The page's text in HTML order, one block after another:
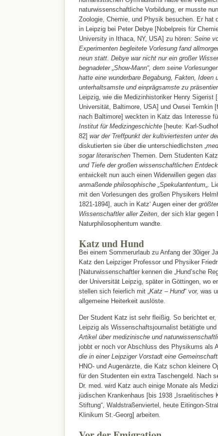
naturwissenschaftliche Vorbildung, er musste
Zoologie, Chemie, und Physik besuchen. Er hat
in Leipzig bei Peter Debye [Nobelpreis für
University in Ithaca, NY, USA] zu hören: Seine
Experimenten begleitete Vorlesung fand
neun statt. Debye war nicht nur ein großer
begnadeter „Show-Mann“, dem seine
hatte eine wunderbare Begabung, Fakten, Ideen
unterhaltsamste und einprägsamste zu
Leipzig, wie die Medizinhistoriker Henry Sigerist
Universität, Baltimore, USA] und Owsei Temkin
nach Baltimore] weckten in Katz das Interesse
Institut für Medizingeschichte [heute: Karl-
82] war der Treffpunkt der kultiviertesten unter
diskutierten sie über die unterschiedlichsten „
sogar literarischenThemen. Dem Studenten
und Tiefe der großen wissenschaftlichen
entwickelt nun auch einen Widerwillen gegen das
anmaßende philosophische „Spekulantentum„.
mit den Vorlesungen des großen Physikers
1821-1894], auch in Katz‘ Augen einer der
Wissenschaftler aller Zeiten, der sich klar gegen
Naturphilosophentum wandte.
Katz und Hund
Bei einem Sommerurlaub zu Anfang der 30iger
Katz den Leipziger Professor und Physiker
[Naturwissenschaftler kennen die „Hund’sche
der Universität Leipzig, später in Göttingen, wo
stellen sich feierlich mit „ Katz – Hund“ vor, was
allgemeine Heiterkeit auslöste.
Der Student Katz ist sehr fleißig. So berichtet
Leipzig als Wissenschaftsjournalist betätigte
Artikel über medizinische und
jobbt er noch vor Abschluss des Physikums als
die in einer Leipziger Vorstadt eine
HNO- und Augenärzte, die Katz schon kleinere
für den Studenten ein extra Taschengeld. Nach
Dr. med. wird Katz auch einige Monate als
jüdischen Krankenhaus [bis 1938 „Israelitisches
Stiftung“, Waldstraßenviertel, heute Eitingon-
Klinikum St.-Georg] arbeiten.